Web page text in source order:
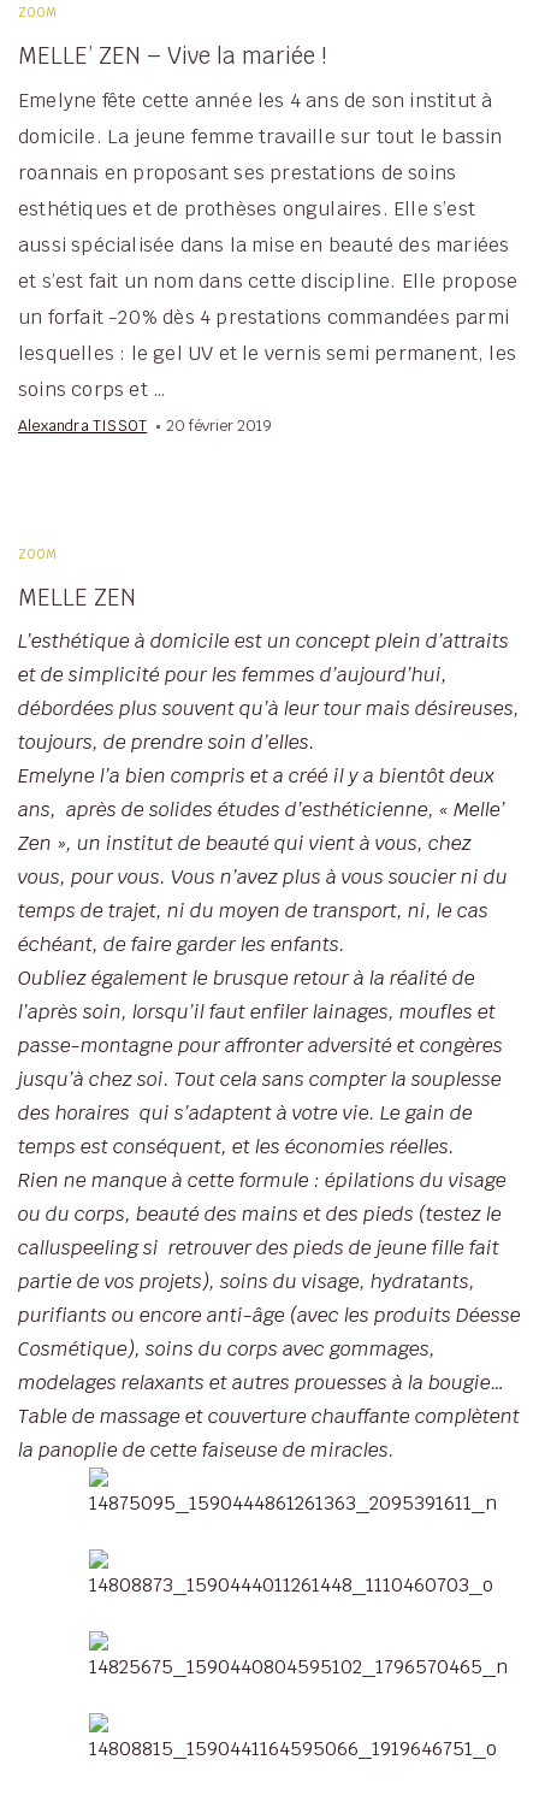
ZOOM
MELLE’ ZEN – Vive la mariée !
Emelyne fête cette année les 4 ans de son institut à
domicile. La jeune femme travaille sur tout le bassin
roannais en proposant ses prestations de soins
esthétiques et de prothèses ongulaires. Elle s’est
aussi spécialisée dans la mise en beauté des mariées
et s’est fait un nom dans cette discipline. Elle propose
un forfait -20% dès 4 prestations commandées parmi
lesquelles : le gel UV et le vernis semi permanent, les
soins corps et …
Alexandra TISSOT 20 février 2019
ZOOM
MELLE ZEN
L’esthétique à domicile est un concept plein d’attraits
et de simplicité pour les femmes d’aujourd’hui,
débordées plus souvent qu’à leur tourmais désireuses,
toujours, de prendre soin d’elles.
Emelyne l’a bien compris et a créé il y a bientôt deux
ans, après de solides études d’esthéticienne, « Melle’
Zen », un institut de beauté qui vient à vous, chez
vous, pour vous. Vous n’avez plus à vous soucier ni du
temps de trajet, ni du moyen de transport, ni, le cas
échéant, de faire garder les enfants.
Oubliez également le brusque retour à la réalité de
l’après soin, lorsqu’il faut enfiler lainages, moufles et
passe-montagne pour affronter adversité et congères
jusqu’à chez soi. Tout cela sans compter la souplesse
des horaires qui s’adaptent à votre vie. Le gain de
temps est conséquent, et les économies réelles.
Rien ne manque à cette formule : épilations du visage
ou du corps, beauté des mains et des pieds (testez le
calluspeeling si retrouver des pieds de jeune fille fait
partie de vos projets), soins du visage, hydratants,
purifiants ou encore anti-âge (avec les produits Déesse
Cosmétique), soins du corps avec gommages,
modelages relaxants et autres prouesses à la bougie…
Table de massage et couverture chauffante complètent
la panoplie de cette faiseuse de miracles.